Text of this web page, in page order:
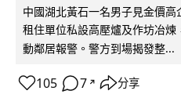
中國湖北黃石一名男子見金價
租住單位私設高壓爐及作坊冶
動鄰居報警。警方到場揭發整...
105 7 ↗ 分享